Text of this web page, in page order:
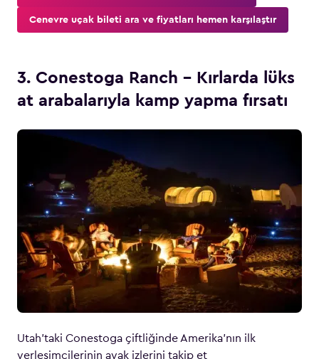
Cenevre uçak bileti ara ve fiyatları hemen karşılaştır
3. Conestoga Ranch – Kırlarda lüks
at arabalarıyla kamp yapma fırsatı
Utah’taki Conestoga çiftliğinde Amerika’nın ilk
yerleşimcilerinin ayak izlerini takip et